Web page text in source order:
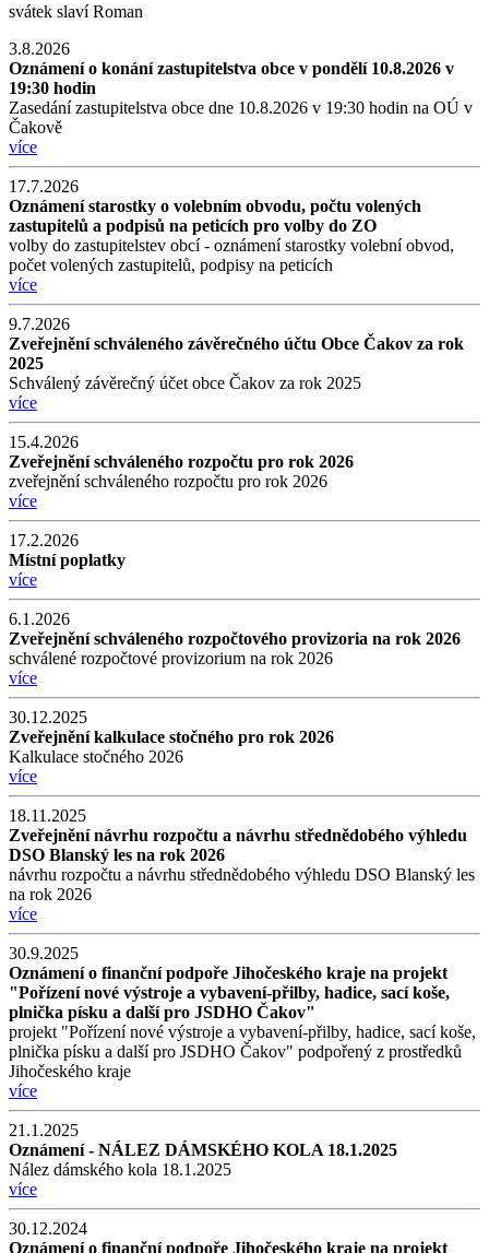
svátek slavíRoman
3.8.2026
Oznámení o konání zastupitelstva obce v pondělí 10.8.2026 v
19:30 hodin
Zasedání zastupitelstva obce dne 10.8.2026 v 19:30 hodin na OÚ v
Čakově
více
17.7.2026
Oznámení starostky o volebním obvodu, počtu volených
zastupitelů a podpisů na peticích pro volby do ZO
volby do zastupitelstev obcí - oznámení starostky volební obvod,
počet volených zastupitelů, podpisy na peticích
více
9.7.2026
Zveřejnění schváleného závěrečného účtu Obce Čakov za rok
2025
Schválený závěrečný účet obce Čakov za rok 2025
více
15.4.2026
Zveřejnění schváleného rozpočtu pro rok 2026
zveřejnění schváleného rozpočtu pro rok 2026
více
17.2.2026
Místní poplatky
více
6.1.2026
Zveřejnění schváleného rozpočtového provizoria na rok 2026
schválené rozpočtové provizorium na rok 2026
více
30.12.2025
Zveřejnění kalkulace stočného pro rok 2026
Kalkulace stočného 2026
více
18.11.2025
Zveřejnění návrhu rozpočtu a návrhu střednědobého výhledu
DSO Blanský les na rok 2026
návrhu rozpočtu a návrhu střednědobého výhledu DSO Blanský les
na rok 2026
více
30.9.2025
Oznámení o finanční podpoře Jihočeského kraje na projekt
"Pořízení nové výstroje a vybavení-přilby, hadice, sací koše,
plnička písku a další pro JSDHO Čakov"
projekt "Pořízení nové výstroje a vybavení-přilby, hadice, sací koše,
plnička písku a další pro JSDHO Čakov" podpořený z prostředků
Jihočeského kraje
více
21.1.2025
Oznámení - NÁLEZ DÁMSKÉHO KOLA 18.1.2025
Nález dámského kola 18.1.2025
více
30.12.2024
Oznámení o finanční podpoře Jihočeského kraje na projekt